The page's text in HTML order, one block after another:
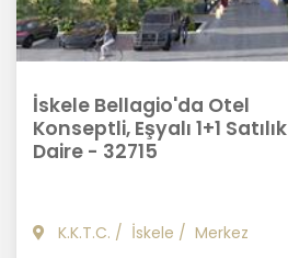
İskele Bellagio'da Otel
Konseptli, Eşyalı 1+1 Satılık
Daire - 32715
K.K.T.C. / İskele / Merkez